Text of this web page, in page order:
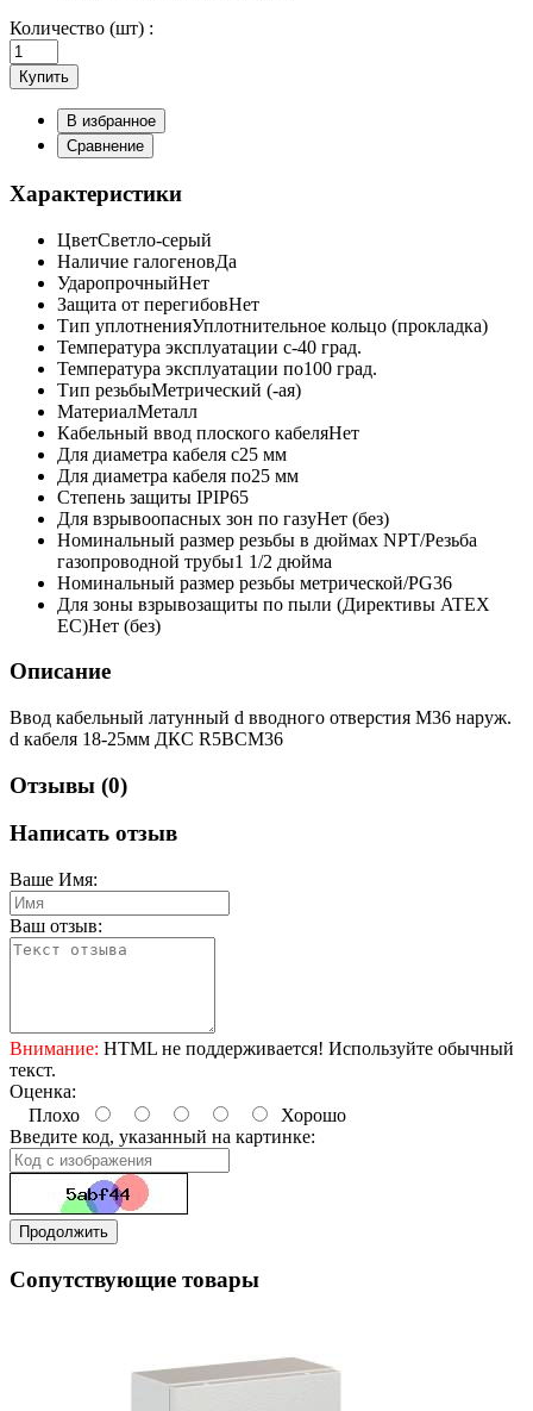
Количество (шт) :
Купить
В избранное
Сравнение
Характеристики
ЦветСветло-серый
Наличие галогеновДа
УдаропрочныйНет
Защита от перегибовНет
Тип уплотненияУплотнительное кольцо (прокладка)
Температура эксплуатации с-40 град.
Температура эксплуатации по100 град.
Тип резьбыМетрический (-ая)
МатериалМеталл
Кабельный ввод плоского кабеляНет
Для диаметра кабеля с25 мм
Для диаметра кабеля по25 мм
Степень защиты IPIP65
Для взрывоопасных зон по газуНет (без)
Номинальный размер резьбы в дюймах NPT/Резьба
газопроводной трубы1 1/2 дюйма
Номинальный размер резьбы метрической/PG36
Для зоны взрывозащиты по пыли (Директивы ATEX
ЕС)Нет (без)
Описание
Ввод кабельный латунный d вводного отверстия М36 наруж.
d кабеля 18-25мм ДКС R5BCM36
Отзывы (0)
Написать отзыв
Ваше Имя:
Ваш отзыв:
Внимание: HTML не поддерживается! Используйте обычный
текст.
Оценка:
Плохо
Хорошо
Введите код, указанный на картинке:
Продолжить
Сопутствующие товары